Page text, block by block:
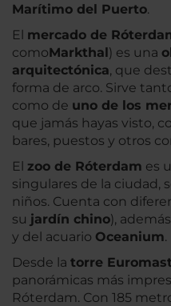
Marítimo del Puerto.
El mercado de
comoMarkthal) es una
arquitectónica, que
forma de arco. Sirve
como de uno de los
que jamás hayas visto,
bares, puestos y otros
El zoo de Róterdam es
singulares de la ciudad,
niños. Cuenta con
su jardín chino),
y del acuario Oceanium.
Desde la torre Euromast
panorámicas más
Róterdam. Con 185